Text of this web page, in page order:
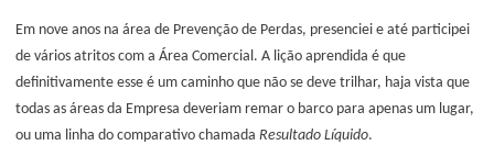
Em nove anos na área de Prevenção de Perdas, presenciei e até participei
de vários atritos com a Área Comercial. A lição aprendida é que
definitivamente esse é um caminho que não se deve trilhar, haja vista que
todas as áreas da Empresa deveriam remar o barco para apenas um lugar,
ou uma linha do comparativo chamada Resultado Líquido.